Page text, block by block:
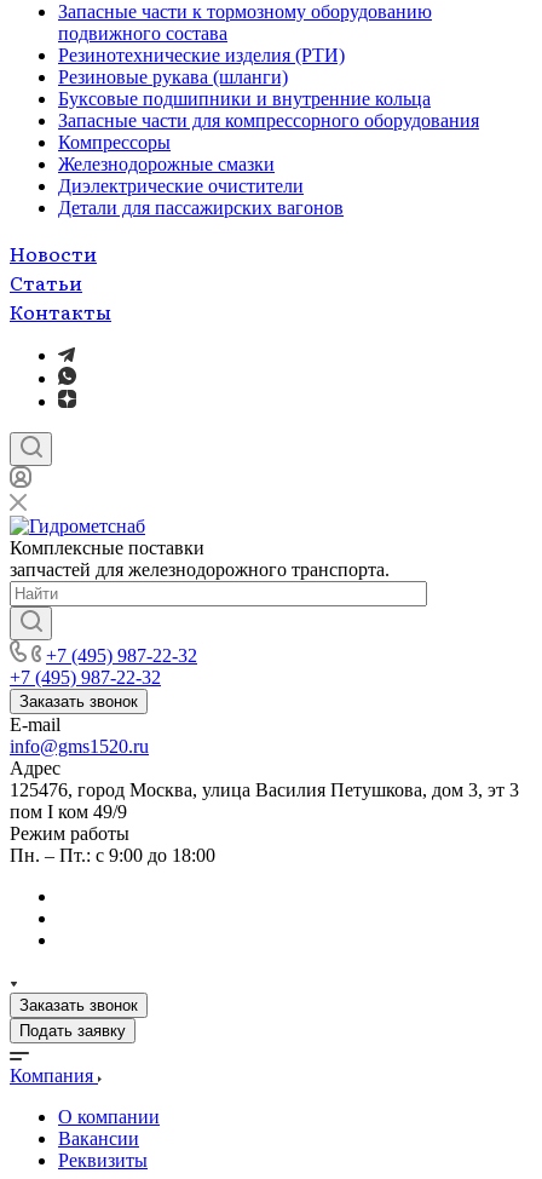
Запасные части к тормозному оборудованию
подвижного состава
Резинотехнические изделия (РТИ)
Резиновые рукава (шланги)
Буксовые подшипники и внутренние кольца
Запасные части для компрессорного оборудования
Компрессоры
Железнодорожные смазки
Диэлектрические очистители
Детали для пассажирских вагонов
Новости
Статьи
Контакты
Комплексные поставки
запчастей для железнодорожного транспорта.
+7 (495) 987-22-32
+7 (495) 987-22-32
Заказать звонок
E-mail
info@gms1520.ru
Адрес
125476, город Москва, улица Василия Петушкова, дом 3, эт 3
пом I ком 49/9
Режим работы
Пн. – Пт.: с 9:00 до 18:00
Заказать звонок
Подать заявку
Компания
О компании
Вакансии
Реквизиты